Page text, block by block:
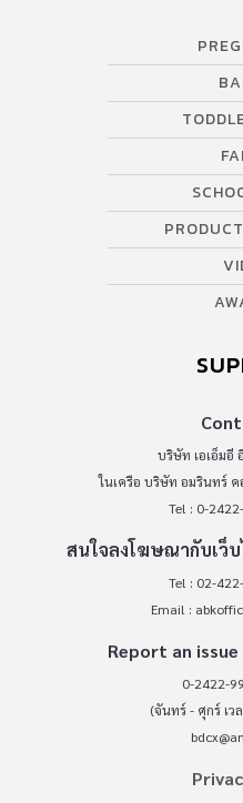
บริษัท เอเอ็มอี
ในเครือ บริษัท อมรินทร์
Tel : 0-
สนใจลงโฆษณากับเว็
Tel : 02-
Email :
Report an
0-2422-
(จันทร์ - ศุกร์ เว